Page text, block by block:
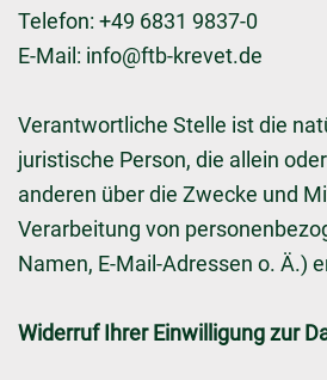
Telefon: +49 6831 9837-0
E-Mail: info@ftb-krevet.de
Verantwortliche Stelle ist die
juristische Person, die allein
anderen über die Zwecke und
Verarbeitung von
Namen, E-Mail-Adressen o. Ä.)
Widerruf Ihrer Einwilligung zur